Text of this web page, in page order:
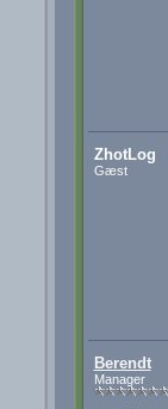
ZhotLog
Gæst
Berendt
Manager